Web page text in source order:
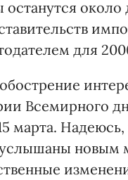
для
Всемирного
марта.